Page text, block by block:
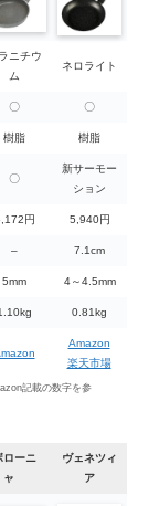
ニチウ
ム
ネロライト
〇 〇
樹脂 樹脂
〇
新サーモー
ション
円 5,940円
– 7.1cm
5mm 4～4.5mm
0.81kg
Amazon
楽天市場
記載の数字を参
ローニ
ャ
ヴェネツィ
ア